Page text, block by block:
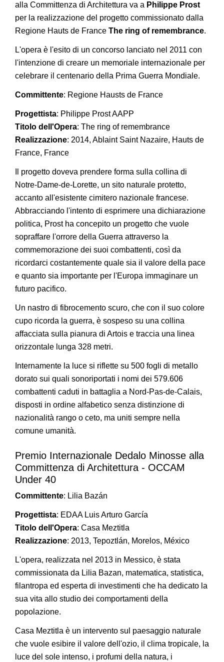
alla Committenza di Architettura va a Philippe Prost
per la realizzazione del progetto commissionato dalla
Regione Hauts de France The ring of remembrance.
L'opera è l'esito di un concorso lanciato nel 2011 con
l'intenzione di creare un memoriale internazionale per
celebrare il centenario della Prima Guerra Mondiale.
Committente: Regione Hausts de France
Progettista: Philippe Prost AAPP
Titolo dell'Opera: The ring of remembrance
Realizzazione: 2014, Ablaint Saint Nazaire, Hauts de
France, France
Il progetto doveva prendere forma sulla collina di
Notre-Dame-de-Lorette, un sito naturale protetto,
accanto all'esistente cimitero nazionale francese.
Abbracciando l'intento di esprimere una dichiarazione
politica, Prost ha concepito un progetto che vuole
sopraffare l'orrore della Guerra attraverso la
commemorazione dei suoi combattenti, così da
ricordarci costantemente quale sia il valore della pace
e quanto sia importante per l'Europa immaginare un
futuro pacifico.
Un nastro di fibrocemento scuro, che con il suo colore
cupo ricorda la guerra, è sospeso su una collina
affacciata sulla pianura di Artois e traccia una linea
orizzontale lunga 328 metri.
Internamente la luce si riflette su 500 fogli di metallo
dorato sui quali sonoriportati i nomi dei 579.606
combattenti caduti in battaglia a Nord-Pas-de-Calais,
disposti in ordine alfabetico senza distinzione di
nazionalità rango o ceto, ma uniti sempre nella
comune umanità.
Premio Internazionale Dedalo Minosse alla
Committenza di Architettura - OCCAM
Under 40
Committente: Lilia Bazán
Progettista: EDAA Luis Arturo García
Titolo dell'Opera: Casa Meztitla
Realizzazione: 2013, Tepoztlán, Morelos, México
L'opera, realizzata nel 2013 in Messico, è stata
commissionata da Lilia Bazan, matematica, statistica,
filantropa ed esperta di investimenti che ha dedicato la
sua vita allo studio dei comportamenti della
popolazione.
Casa Meztitla è un intervento sul paesaggio naturale
che vuole esibire il valore dell'ozio, il clima tropicale, la
luce del sole intenso, i profumi della natura, i